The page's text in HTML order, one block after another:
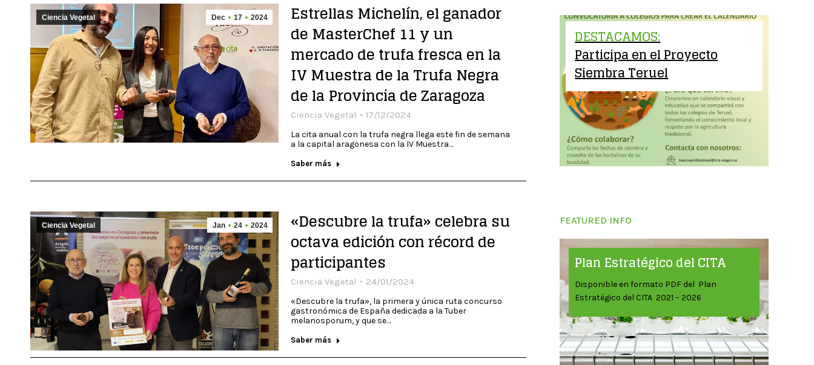
Dec 17 2024
Ciencia Vegetal Estrellas Michelín, el ganador
de MasterChef 11 y un
mercado de trufa fresca en la
IV Muestra de la Trufa Negra
de la Provincia de Zaragoza
Ciencia Vegetal 17/12/2024
La cita anual con la trufa negra llega este fin de semana
a la capital aragonesa con la IV Muestra…
Saber más
Jan 24 2024
Ciencia Vegetal «Descubre la trufa» celebra su
octava edición con récord de
participantes
Ciencia Vegetal 24/01/2024
«Descubre la trufa», la primera y única ruta concurso
gastronómica de España dedicada a la Tuber
melanosporum, y que se…
Saber más
DESTACAMOS:
Participa en el Proyecto
Siembra Teruel
FEATURED INFO
Plan Estratégico del CITA
Disponible en formato PDF del Plan
Estratégico del CITA 2021 – 2026